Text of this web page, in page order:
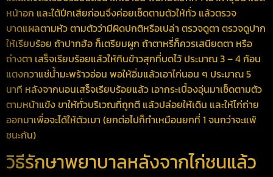
หน้าอก และใต้ปีกเสียก่อนจึงค่อยเช็ดตามตัวให้ทั่ว แล้วตรวจ
บาดแผลตามหัว ตามตัวว่ามีผิดปกติหรือเปล่า ตรวจดูตา ตรวจดูปาก
ให้เรียบร้อย ถ้าปากฮ้อ ก็เตรียมผูก ถ้าตาหรี่ก็ควรเสนียดตา หรือ
ถ่างตา เสร็จเรียบร้อยแล้วให้กินข้าวสุกที่บดไว้ ประมาณ 3 – 4 ก้อน
แตงกวาแช่น้ำมะพร้าวอ่อน พอให้อิ่มแล้วเอาไก่นอน ๆ ประมาณ 5
นาที หลังจากนอนเสร็จเรียบร้อยแล้ว เอากระเบื้องอุ่นมาเช็ดตามตัว
ตามหน้าแข้ง ขาให้ทั่วบริเวณที่ถูกตี แล้วปล่อยให้เดิน และให้ไก่ถ่าย
ออกมาเพื่อจะได้ให้ตัวเบา (ยกต่อไปก็ทำเหมือนยกที่ 1 จนกว่าจะแพ้
ชนะกัน)
วิธีรักษาพยาบาลหลังจากไก่ชนแล้ว